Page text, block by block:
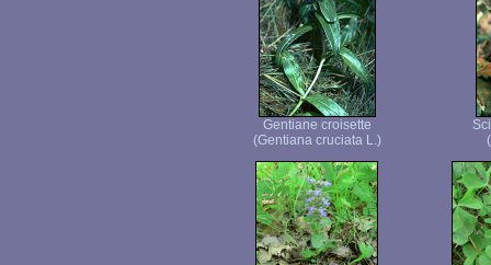
Gentiane croisette
(Gentiana cruciata L.)